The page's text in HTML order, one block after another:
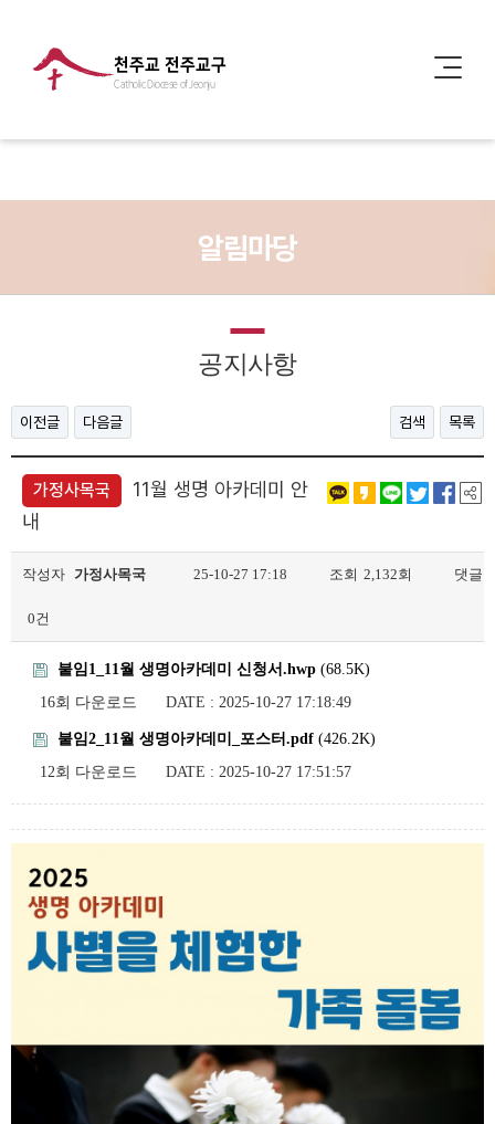
천주교 전주교구
Catholic Diocese of Jeonju
알림마당
공지사항
이전글 다음글 검색 목록
가정사목국
11월 생명 아카데미 안
내
작성자 가정사목국 25-10-27 17:18 조회 2,132회 댓글
0건
붙임1_11월 생명아카데미 신청서.hwp (68.5K)
16회 다운로드
DATE : 2025-10-27 17:18:49
붙임2_11월 생명아카데미_포스터.pdf (426.2K)
12회 다운로드
DATE : 2025-10-27 17:51:57